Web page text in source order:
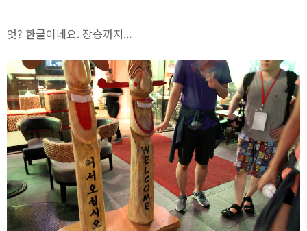
엇? 한글이네요. 장승까지...